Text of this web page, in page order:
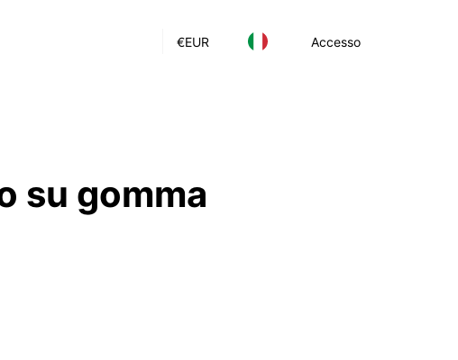
€EUR Accesso
su gomma